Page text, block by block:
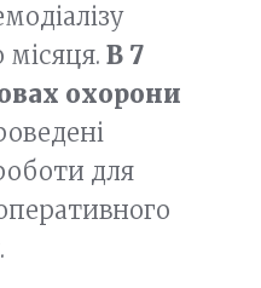
В 7
охорони
для